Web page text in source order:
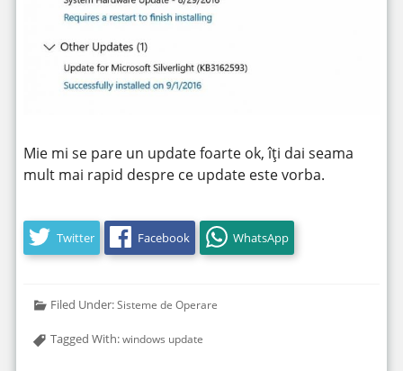
Mie mi se pare un update foarte ok, îți dai seama
mult mai rapid despre ce update este vorba.
Twitter Facebook WhatsApp
Filed Under:Sisteme de Operare
Tagged With:windows update